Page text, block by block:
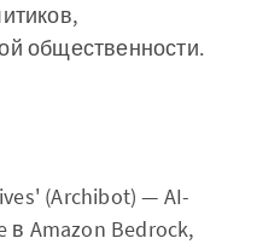
общественности.
(Archibot) — AI-
в Amazon Bedrock,